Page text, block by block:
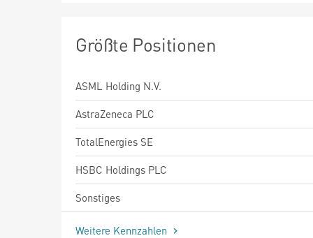
Größte Positionen
ASML Holding N.V.
AstraZeneca PLC
TotalEnergies SE
HSBC Holdings PLC
Sonstiges
Weitere Kennzahlen